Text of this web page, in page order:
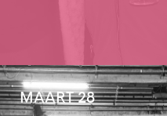
MAART 28